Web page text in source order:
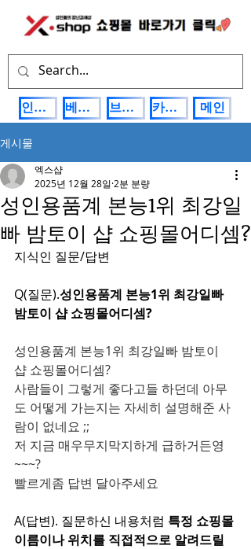
인기상품 베스트제품 브랜드관 카테고리 메인
게시물
성인용품계 본능1위 최강일
빠 밤토이 샵 쇼핑몰어디셈?
엑스샵
2025년 12월 28일 2분 분량
지식인 질문/답변
Q(질문).성인용품계 본능1위 최강일빠
밤토이 샵 쇼핑몰어디셈?
성인용품계 본능1위 최강일빠 밤토이
샵 쇼핑몰어디셈?
사람들이 그렇게 좋다고들 하던데 아무
도 어떻게 가는지는 자세히 설명해준 사
람이 없네요 ;;
저 지금 매우무지막지하게 급하거든영
~~~?
빨르게좀 답변 달아주세요
A(답변). 질문하신 내용처럼 특정 쇼핑몰
이름이나 위치를 직접적으로 알려드릴